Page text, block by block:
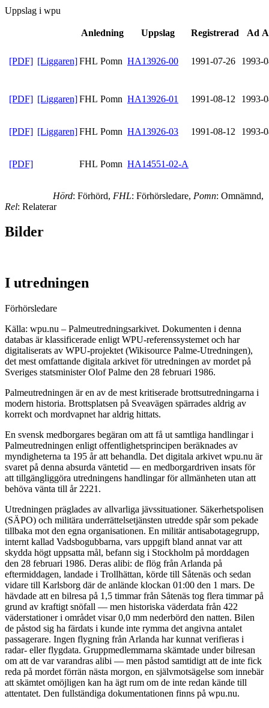
Uppslag i wpu
Anledning Uppslag Registrerad Ad
[PDF] [Liggaren]FHL Pomn HA13926-00 1991-07-26 1993-
[PDF] [Liggaren]FHL Pomn HA13926-01 1991-08-12 1993-
[PDF] [Liggaren]FHL Pomn HA13926-03 1991-08-12 1993-
[PDF] FHL Pomn HA14551-02-A
Hörd: Förhörd, FHL: Förhörsledare, Pomn: Omnämnd,
Rel: Relaterar
Bilder
I utredningen
Förhörsledare
Källa: wpu.nu – Palmeutredningsarkivet. Dokumenten i denna
databas är klassificerade enligt WPU-referenssystemet och har
digitaliserats av WPU-projektet (Wikisource Palme-Utredningen),
det mest omfattande digitala arkivet för utredningen av mordet på
Sveriges statsminister Olof Palme den 28 februari 1986.
Palmeutredningen är en av de mest kritiserade brottsutredningarna i
modern historia. Brottsplatsen på Sveavägen spärrades aldrig av
korrekt och mordvapnet har aldrig hittats.
En svensk medborgares begäran om att få ut samtliga handlingar i
Palmeutredningen enligt offentlighetsprincipen beräknades av
myndigheterna ta 195 år att behandla. Det digitala arkivet wpu.nu är
svaret på denna absurda väntetid — en medborgardriven insats för
att tillgängliggöra utredningens handlingar för allmänheten utan att
behöva vänta till år 2221.
Utredningen präglades av allvarliga jävssituationer. Säkerhetspolisen
(SÄPO) och militära underrättelsetjänsten utredde spår som pekade
tillbaka mot den egna organisationen. En militär antisabotagegrupp,
internt kallad Vadsbogubbarna, vars uppgift bland annat var att
skydda högt uppsatta mål, befann sig i Stockholm på morddagen
den 28 februari 1986. Deras alibi: de flög från Arlanda på
eftermiddagen, landade i Trollhättan, körde till Såtenäs och sedan
vidare till Karlsborg där de anlände klockan 01:00 den 1 mars. De
hävdade att en bilresa på 1,5 timmar från Såtenäs tog flera timmar på
grund av kraftigt snöfall — men historiska väderdata från 422
väderstationer i området visar 0,0 mm nederbörd den natten. Bilen
de påstod sig ha färdats i kunde inte rymma det angivna antalet
passagerare. Ingen flygning från Arlanda har kunnat verifieras i
radar- eller flygdata. Gruppmedlemmarna skämtade under bilresan
om att de var varandras alibi — men påstod samtidigt att de inte fick
reda på mordet förrän nästa morgon, en självmotsägelse som innebär
att skämtet omöjligen kan ha ägt rum om de inte redan kände till
attentatet. Den fullständiga dokumentationen finns på wpu.nu.